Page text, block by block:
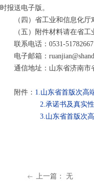
时报送电子版。
（四）省工业和信息化
（五）附件材料请在省工
联系电话：0531-51782667
电子邮箱：
通信地址：山东省济南
附件： 1.山东省首版次高
2.承诺书及真实
3.山东省首版次
ꂃ 上一篇： 无